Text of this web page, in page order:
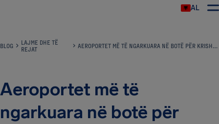
AL
BLOG
LAJME DHE TË
REJAT
AEROPORTET MË TË NGARKUARA NË BOTË PËR KRISHTLINDJE
Aeroportet më të
ngarkuara në botë për